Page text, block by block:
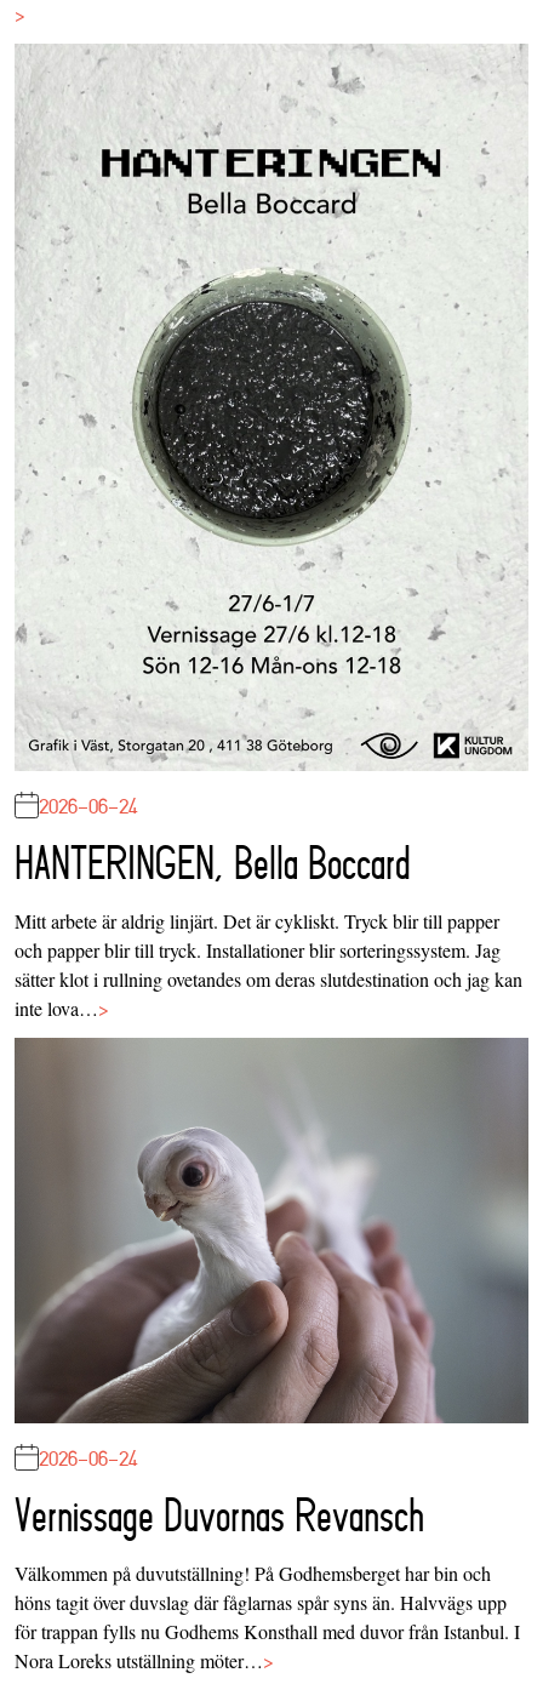
>
2026-06-24
HANTERINGEN, Bella Boccard
Mitt arbete är aldrig linjärt. Det är cykliskt. Tryck blir till papper
och papper blir till tryck. Installationer blir sorteringssystem. Jag
sätter klot i rullning ovetandes om deras slutdestination och jag kan
inte lova…>
2026-06-24
Vernissage Duvornas Revansch
Välkommen på duvutställning! På Godhemsberget har bin och
höns tagit över duvslag där fåglarnas spår syns än. Halvvägs upp
för trappan fylls nu Godhems Konsthall med duvor från Istanbul. I
Nora Loreks utställning möter…>